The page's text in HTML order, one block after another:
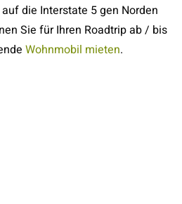
die Interstate 5 gen Norden
Sie für Ihren Roadtrip ab / bis
Wohnmobil mieten.